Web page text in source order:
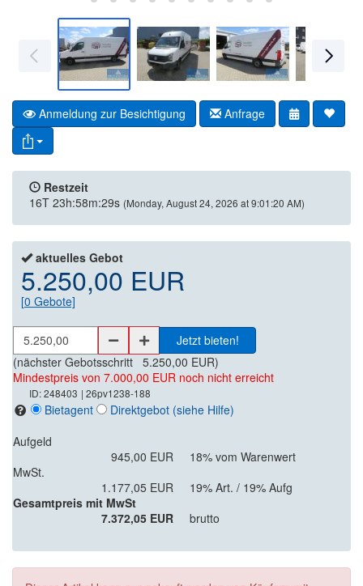
Anmeldung zur Besichtigung Anfrage
Restzeit
16T 23h:58m:29s (Monday, August 24, 2026 at 9:01:20 AM)
aktuelles Gebot
5.250,00 EUR
[0 Gebote]
Jetzt bieten!
(nächster Gebotsschritt 5.250,00 EUR)
Mindestpreis von 7.000,00 EUR noch nicht erreicht
ID: 248403 | 26pv1238-188
Bietagent Direktgebot (siehe Hilfe)
Aufgeld
945,00 EUR
18% vom Warenwert
MwSt.
1.177,05 EUR
19% Art. / 19% Aufg
Gesamtpreis mit MwSt
7.372,05 EUR
brutto